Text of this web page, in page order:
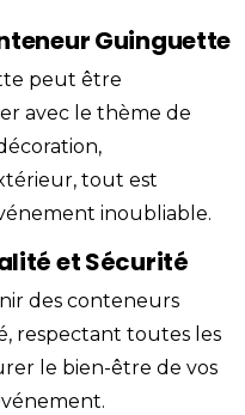
Guinguette
peut être
avec le thème de
tout est
inoubliable.
et Sécurité
des conteneurs
respectant toutes les
le bien-être de vos